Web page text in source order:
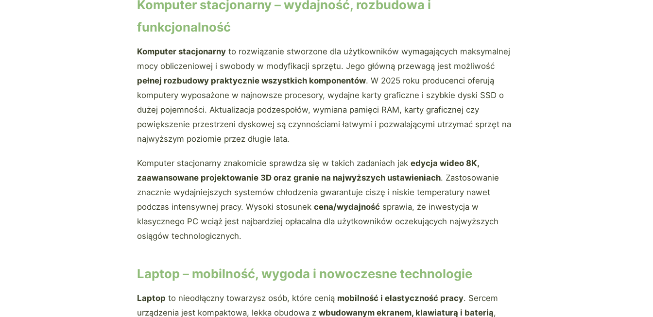
Komputer stacjonarny – wydajność, rozbudowa i
funkcjonalność
Komputer stacjonarny to rozwiązanie stworzone dla użytkowników wymagających maksymalnej
mocy obliczeniowej i swobody w modyfikacji sprzętu. Jego główną przewagą jest możliwość
pełnej rozbudowy praktycznie wszystkich komponentów. W 2025 roku producenci oferują
komputery wyposażone w najnowsze procesory, wydajne karty graficzne i szybkie dyski SSD o
dużej pojemności. Aktualizacja podzespołów, wymiana pamięci RAM, karty graficznej czy
powiększenie przestrzeni dyskowej są czynnościami łatwymi i pozwalającymi utrzymać sprzęt na
najwyższym poziomie przez długie lata.
Komputer stacjonarny znakomicie sprawdza się w takich zadaniach jak edycja wideo 8K,
zaawansowane projektowanie 3D oraz granie na najwyższych ustawieniach. Zastosowanie
znacznie wydajniejszych systemów chłodzenia gwarantuje ciszę i niskie temperatury nawet
podczas intensywnej pracy. Wysoki stosunek cena/wydajność sprawia, że inwestycja w
klasycznego PC wciąż jest najbardziej opłacalna dla użytkowników oczekujących najwyższych
osiągów technologicznych.
Laptop – mobilność, wygoda i nowoczesne technologie
Laptop to nieodłączny towarzysz osób, które cenią mobilność i elastyczność pracy. Sercem
urządzenia jest kompaktowa, lekka obudowa z wbudowanym ekranem, klawiaturą i baterią,